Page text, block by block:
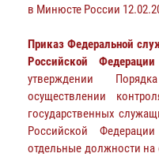
в Минюсте России
Приказ Федеральной
Российской
утверждении
осуществлении
государственных
Российской
отдельные должности на